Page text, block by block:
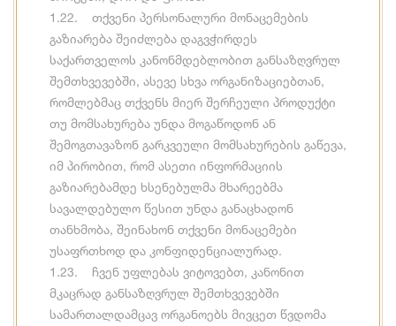
1.22. თქვენი პერსონალური მონაცემების
გაზიარება შეიძლება დაგვჭირდეს
საქართველოს კანონმდებლობით განსაზღვრულ
შემთხვევებში, ასევე სხვა ორგანიზაციებთან,
რომლებმაც თქვენს მიერ შერჩეული პროდუქტი
თუ მომსახურება უნდა მოგაწოდონ ან
შემოგთავაზონ გარკვეული მომსახურების გაწევა,
იმ პირობით, რომ ასეთი ინფორმაციის
გაზიარებამდე ხსენებულმა მხარეებმა
სავალდებულო წესით უნდა განაცხადონ
თანხმობა, შეინახონ თქვენი მონაცემები
უსაფრთხოდ და კონფიდენციალურად.
1.23. ჩვენ უფლებას ვიტოვებთ, კანონით
მკაცრად განსაზღვრულ შემთხვევებში
სამართალდამცავ ორგანოებს მივცეთ წვდომა